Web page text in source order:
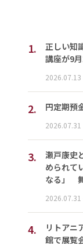
1.
正しい知
講座が9
2026.07.13
2. 円定期預
2026.07.31
3.
瀬戸康史
められて
なる」
2026.07.31
4.
リトアニ
館で展覧